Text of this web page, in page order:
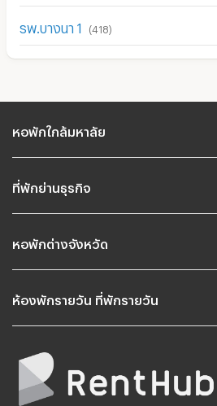
รพ.บางนา 1 (418)
หอพักใกล้มหาลัย
ที่พักย่านธุรกิจ
หอพักต่างจังหวัด
ห้องพักรายวัน ที่พักรายวัน